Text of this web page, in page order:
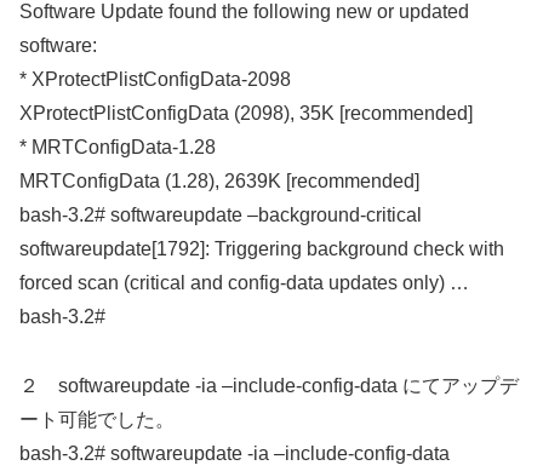
Software Update found the following new or updated
software:
* XProtectPlistConfigData-2098
XProtectPlistConfigData (2098), 35K [recommended]
* MRTConfigData-1.28
MRTConfigData (1.28), 2639K [recommended]
bash-3.2# softwareupdate –background-critical
softwareupdate[1792]: Triggering background check with
forced scan (critical and config-data updates only) …
bash-3.2#
２ softwareupdate -ia –include-config-data にてアップデ
ート可能でした。
bash-3.2# softwareupdate -ia –include-config-data